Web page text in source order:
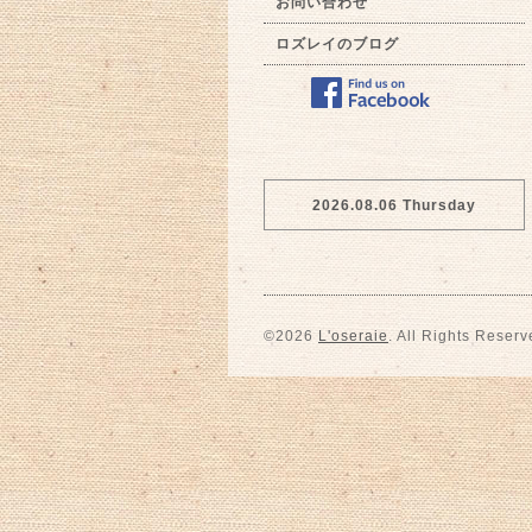
ロズレイのブログ
2026.08.06 Thursday
©2026 L'oseraie . All Rights